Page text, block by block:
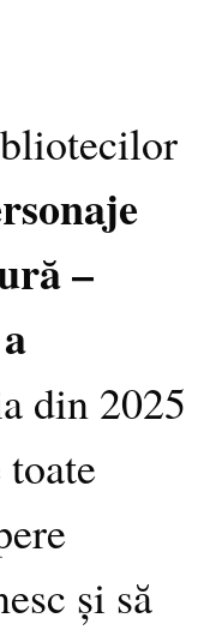
–
din 2025
și să